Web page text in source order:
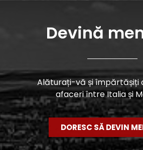
Devină
Alăturați-vă și împărtășiți
afaceri între Italia și
DORESC SĂ DEVIN